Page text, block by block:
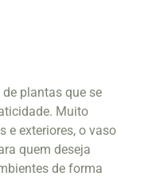
plantas que se
Muito
e exteriores, o vaso
quem deseja
de forma